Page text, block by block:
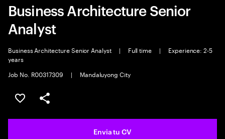
Business Architecture Senior
Analyst
Business Architecture Senior Analyst | Full time |
Experience: 2-5
years
Job No. R00317309
| Mandaluyong City
Guardar oferta
Compartir
Envia tu CV